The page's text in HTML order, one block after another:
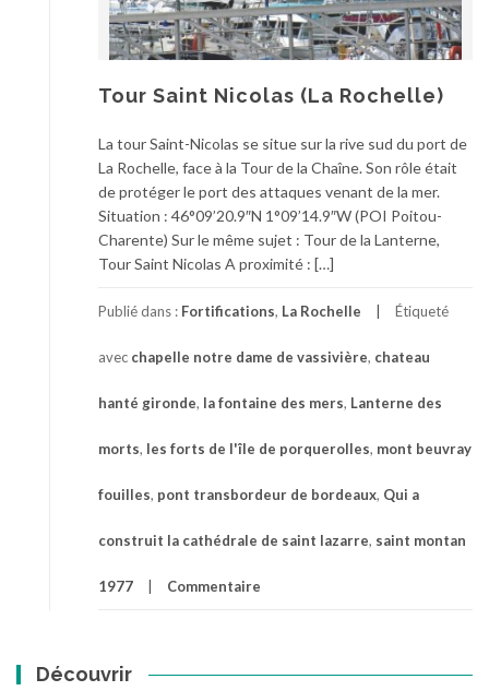
Tour Saint Nicolas (La Rochelle)
La tour Saint-Nicolas se situe sur la rive sud du port de
La Rochelle, face à la Tour de la Chaîne. Son rôle était
de protéger le port des attaques venant de la mer.
Situation : 46°09’20.9″N 1°09’14.9″W (POI Poitou-
Charente) Sur le même sujet : Tour de la Lanterne,
Tour Saint Nicolas A proximité : […]
Publié dans : Fortifications, La Rochelle Étiqueté
avec chapelle notre dame de vassivière, chateau
hanté gironde, la fontaine des mers, Lanterne des
morts, les forts de l'île de porquerolles, mont beuvray
fouilles, pont transbordeur de bordeaux, Qui a
construit la cathédrale de saint lazarre, saint montan
1977 Commentaire
Découvrir